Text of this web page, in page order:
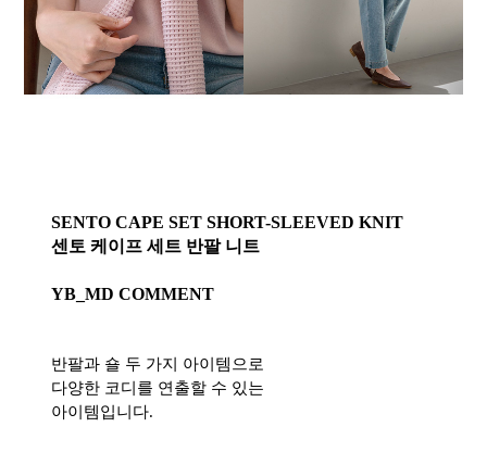
SENTO CAPE SET SHORT-SLEEVED KNIT
센토 케이프 세트 반팔 니트
YB_MD COMMENT
반팔과 숄 두 가지 아이템으로
다양한 코디를 연출할 수 있는
아이템입니다.